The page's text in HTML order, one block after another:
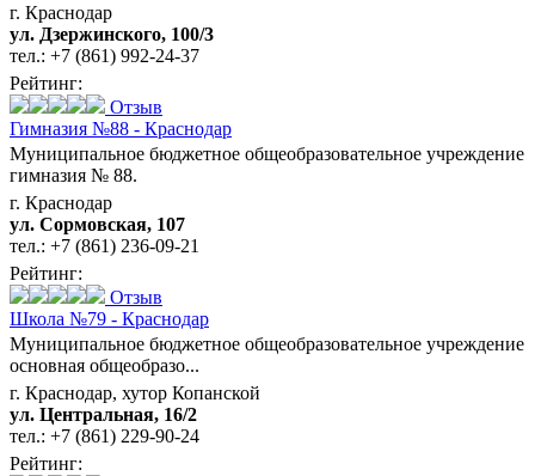
г. Краснодар
ул. Дзержинского, 100/3
тел.: +7 (861) 992-24-37
Рейтинг:
Отзыв
Гимназия №88 - Краснодар
Муниципальное бюджетное общеобразовательное учреждение
гимназия № 88.
г. Краснодар
ул. Сормовская, 107
тел.: +7 (861) 236-09-21
Рейтинг:
Отзыв
Школа №79 - Краснодар
Муниципальное бюджетное общеобразовательное учреждение
основная общеобразо...
г. Краснодар, хутор Копанской
ул. Центральная, 16/2
тел.: +7 (861) 229-90-24
Рейтинг: